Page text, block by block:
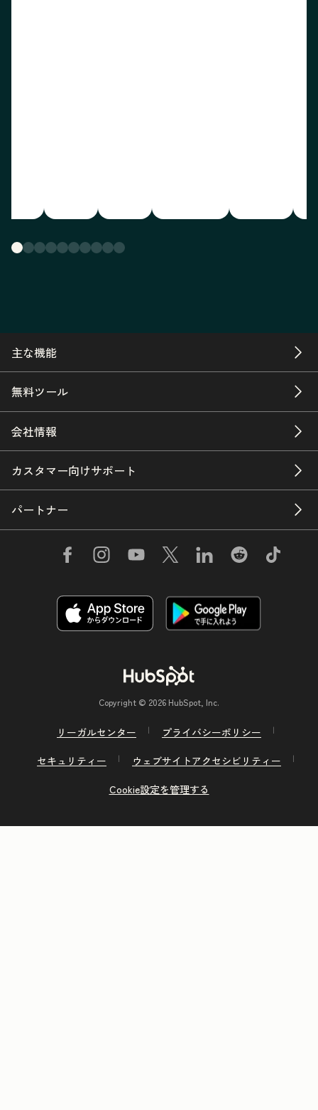
主な機能
無料ツール
会社情報
カスタマー向けサポート
パートナー
Copyright © 2026 HubSpot, Inc.
リーガルセンター
プライバシーポリシー
セキュリティー
ウェブサイトアクセシビリティー
Cookie設定を管理する